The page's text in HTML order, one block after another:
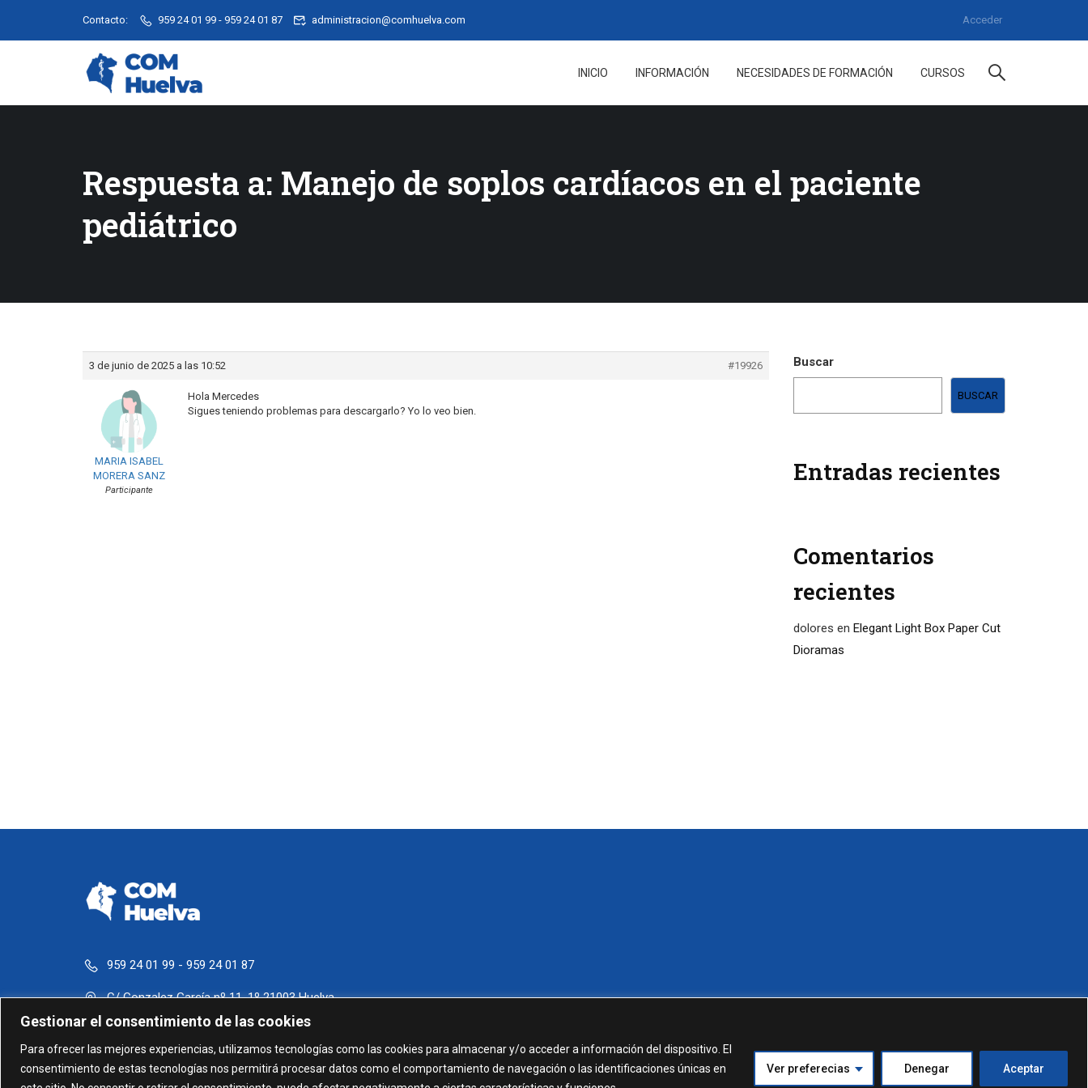
Gestionar el consentimiento de las cookies
Para ofrecer las mejores experiencias, utilizamos tecnologías como las cookies para almacenar y/o acceder a información del dispositivo. El
consentimiento de estas tecnologías nos permitirá procesar datos como el comportamiento de navegación o las identificaciones únicas en
Ver preferecias Denegar Aceptar
Contacto: 959 24 01 99 - 959 24 01 87 administracion@comhuelva.com Acceder
INICIO INFORMACIÓN NECESIDADES DE FORMACIÓN CURSOS
Respuesta a: Manejo de soplos cardíacos en el paciente
pediátrico
3 de junio de 2025 a las 10:52 #19926
MARIA ISABEL
MORERA SANZ
Participante
Hola Mercedes
Sigues teniendo problemas para descargarlo? Yo lo veo bien.
Buscar
BUSCAR
Entradas recientes
Comentarios
recientes
dolores en Elegant Light Box Paper Cut
Dioramas
959 24 01 99 - 959 24 01 87
C/ Gonzalez García nº 11, 1º 21003 Huelva
administracion@comhuelva.com